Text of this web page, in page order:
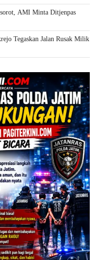
AMI Minta Ditjenpas
Tegaskan Jalan Rusak Milik